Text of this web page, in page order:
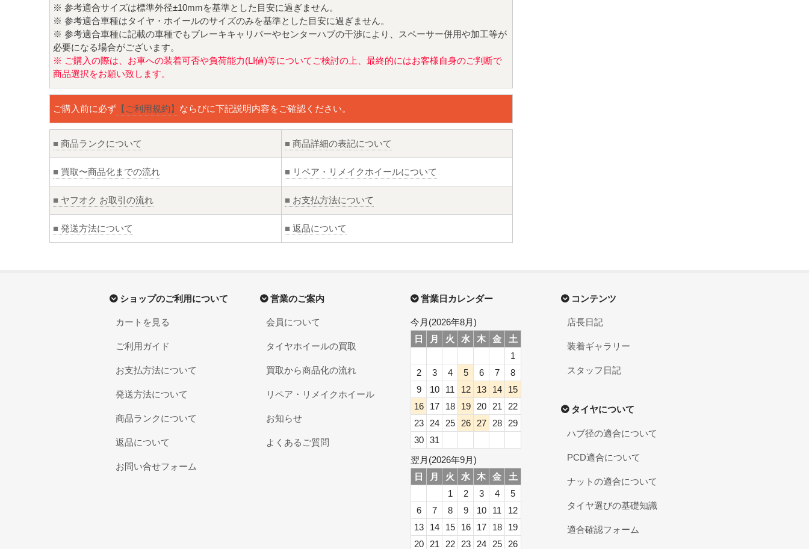
※ 参考適合サイズは標準外径±10mmを基準とした目安に過ぎません。
※ 参考適合車種はタイヤ・ホイールのサイズのみを基準とした目安に過ぎません。
※ 参考適合車種に記載の車種でもブレーキキャリパーやセンターハブの干渉により、スペーサー併用や加工等が
必要になる場合がございます。
※ ご購入の際は、お車への装着可否や負荷能力(LI値)等についてご検討の上、最終的にはお客様自身のご判断で
商品選択をお願い致します。
ご購入前に必ず 【ご利用規約】 ならびに下記説明内容をご確認ください。
■ 商品ランクについて ■ 商品詳細の表記について
■ 買取〜商品化までの流れ ■ リペア・リメイクホイールについて
■ ヤフオク お取引の流れ ■ お支払方法について
■ 発送方法について ■ 返品について
ショップのご利用について
カートを見る
ご利用ガイド
お支払方法について
発送方法について
商品ランクについて
返品について
お問い合せフォーム
営業のご案内
会員について
タイヤホイールの買取
買取から商品化の流れ
リペア・リメイクホイール
お知らせ
よくあるご質問
コンテンツ
店長日記
装着ギャラリー
スタッフ日記
タイヤについて
ハブ径の適合について
PCD適合について
ナットの適合について
タイヤ選びの基礎知識
適合確認フォーム
営業日カレンダー
今月(2026年8月)
日
月 火 水 木 金
土
1
2
3 4 5 6 7
8
9
10 11 12 13 14
15
16
17 18 19 20 21
22
23
24 25 26 27 28
29
30
31
翌月(2026年9月)
日
月 火 水 木 金
土
1
2 3 4
5
6
7 8 9 10 11
12
13
14 15 16 17 18
19
20
21 22 23 24 25 26